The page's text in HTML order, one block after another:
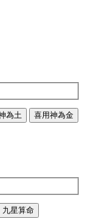
為土 喜用神為金
九星算命